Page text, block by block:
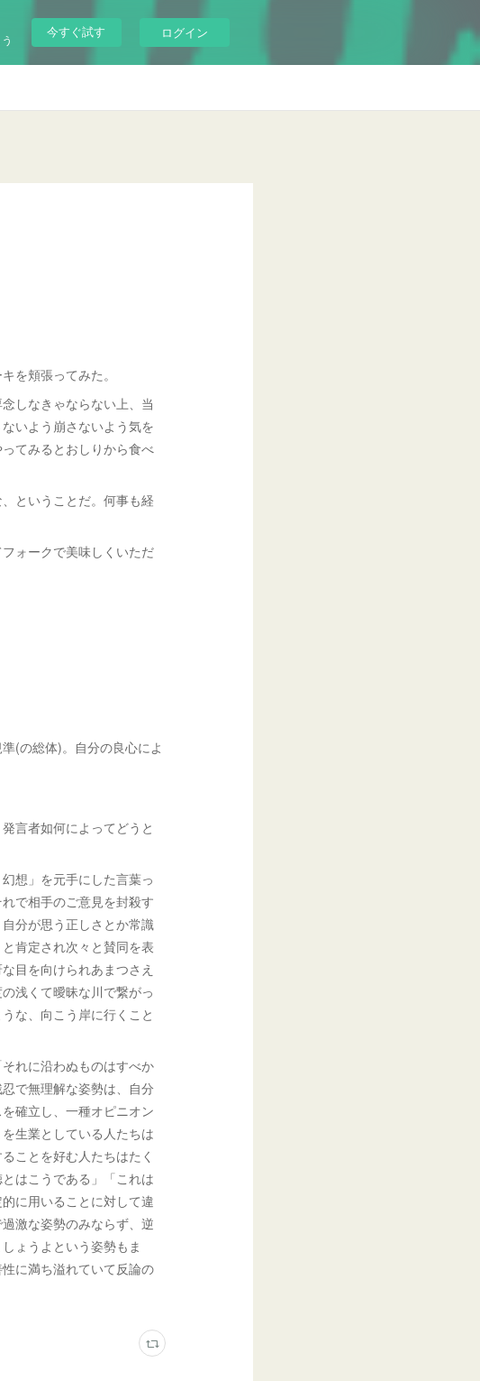
今すぐ試す ログイン
を頬張ってみた。
しなきゃならない上、当
いよう崩さないよう気を
てみるとおしりから食べ
ということだ。何事も経
ォークで美味しくいただ
(の総体)。自分の良心によ
言者如何によってどうと
想」を元手にした言葉っ
で相手のご意見を封殺す
分が思う正しさとか常識
肯定され次々と賛同を表
目を向けられあまつさえ
浅くて曖昧な川で繋がっ
な、向こう岸に行くこと
れに沿わぬものはすべか
で無理解な姿勢は、自分
確立し、一種オピニオン
生業としている人たちは
ことを好む人たちはたく
はこうである」「これは
に用いることに対して違
激な姿勢のみならず、逆
ょうよという姿勢もま
に満ち溢れていて反論の